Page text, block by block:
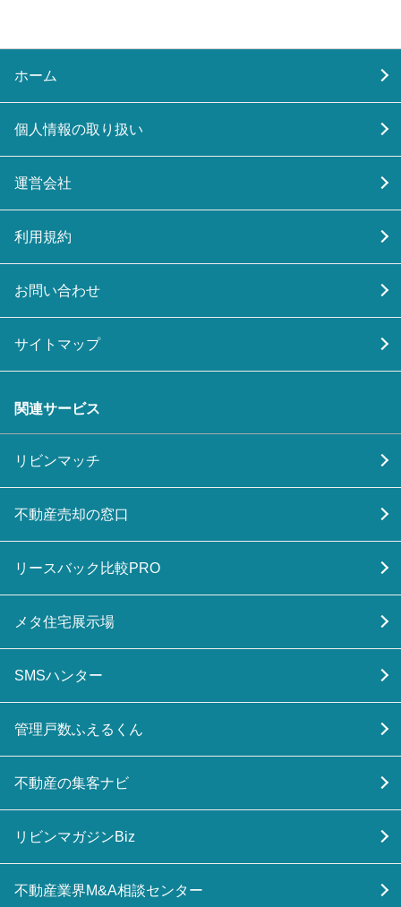
ホーム
個人情報の取り扱い
運営会社
利用規約
お問い合わせ
サイトマップ
関連サービス
リビンマッチ
不動産売却の窓口
リースバック比較PRO
メタ住宅展示場
SMSハンター
管理戸数ふえるくん
不動産の集客ナビ
リビンマガジンBiz
不動産業界M&A相談センター